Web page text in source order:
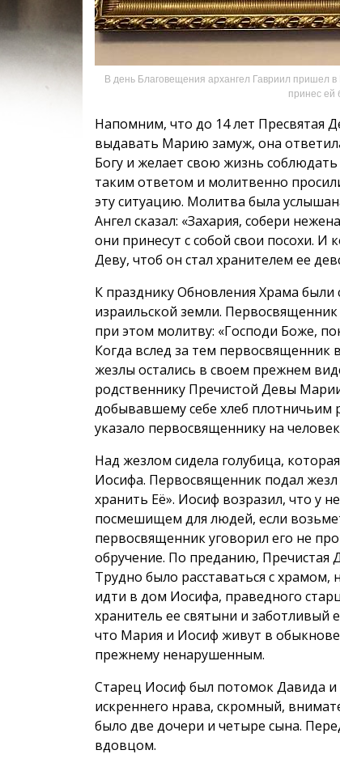
В день Благовещения архангел Гавриил пришел
принес ей
Напомним, что до 14 лет Пресвятая
выдавать Марию замуж, она
Богу и желает свою жизнь
таким ответом и молитвенно
эту ситуацию. Молитва была
Ангел сказал: «Захария, собери
они принесут с собой свои посохи.
Деву, чтоб он стал хранителем ее
К празднику Обновления Храма
израильской земли.
при этом молитву: «Господи Боже,
Когда вслед за тем первосвященник
жезлы остались в своем прежнем
родственнику Пречистой Девы
добывавшему себе хлеб плотничьим
указало первосвященнику на
Над жезлом сидела голубица,
Иосифа. Первосвященник подал
хранить Её». Иосиф возразил, что у
посмешищем для людей, если
первосвященник уговорил его не
обручение. По преданию, Пречистая
Трудно было расставаться с
идти в дом Иосифа, праведного
хранитель ее святыни и заботливый
что Мария и Иосиф живут в
прежнему ненарушенным.
Старец Иосиф был потомок Давида и
искреннего нрава, скромный,
было две дочери и четыре сына.
вдовцом.